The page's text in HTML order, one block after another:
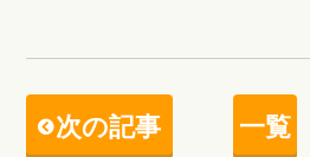
次の記事 一覧